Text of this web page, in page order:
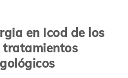
en Icod de los
tratamientos